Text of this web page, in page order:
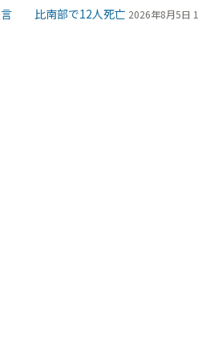
言 比南部で12人死亡 2026年8月5日